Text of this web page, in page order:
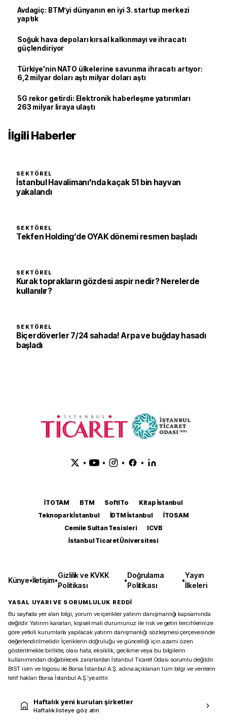
Avdagiç: BTM’yi dünyanın en iyi 3. startup merkezi
yaptık
Soğuk hava depoları kırsal kalkınmayı ve ihracatı
güçlendiriyor
Türkiye'nin NATO ülkelerine savunma ihracatı artıyor:
6,2 milyar doları aştı milyar doları aştı
5G rekor getirdi: Elektronik haberleşme yatırımları
263 milyar liraya ulaştı
İlgili Haberler
SEKTÖREL
İstanbul Havalimanı'nda kaçak 51 bin hayvan
yakalandı
SEKTÖREL
Tekfen Holding’de OYAK dönemi resmen başladı
SEKTÖREL
Kurak toprakların gözdesi aspir nedir? Nerelerde
kullanılır?
SEKTÖREL
Biçerdöverler 7/24 sahada! Arpa ve buğday hasadı
başladı
• • • •
İTOTAM BTM SoftITo
Kitap İstanbul
Teknopark İstanbul
İDTM İstanbul
İTOSAM
Cemile Sultan Tesisleri
ICVB
İstanbul Ticaret Üniversitesi
Künye•İletişim•
Gizlilik ve KVKK
Politikası
•
Doğrulama
Politikası
•
Yayın
İlkeleri
YASAL UYARI VE SORUMLULUK REDDİ
Bu sayfada yer alan bilgi, yorum ve içerikler yatırım danışmanlığı kapsamında
değildir. Yatırım kararları, kişisel mali durumunuz ile risk ve getiri tercihlerinize
göre yetkili kurumlarla yapılacak yatırım danışmanlığı sözleşmesi çerçevesinde
değerlendirilmelidir. İçeriklerin doğruluğu ve güncelliği için azami özen
gösterilmekle birlikte, olası hata, eksiklik, gecikme veya bu bilgilerin
kullanımından doğabilecek zararlardan İstanbul Ticaret Odası sorumlu değildir.
BIST isim ve logosu ile Borsa İstanbul A.Ş. adına açıklanan tüm bilgi ve verilerin
telif hakları Borsa İstanbul A.Ş.’ye aittir.
Haftalık yeni kurulan şirketler
Haftalık listeye göz atın